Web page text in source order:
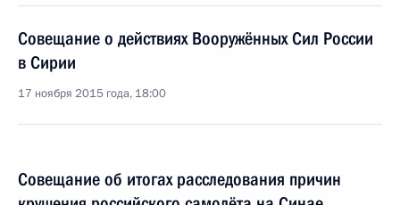
Совещание о действиях Вооружённых Сил России
в Сирии
17 ноября 2015 года, 18:00
Совещание об итогах расследования причин